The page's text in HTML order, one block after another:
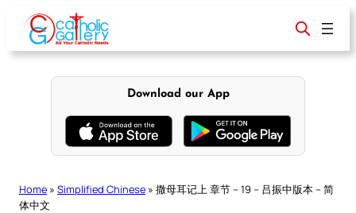
content
Download our App
Home » Simplified Chinese » 撒母耳记上 章节 – 19 – 吕振中版本 – 简
体中文